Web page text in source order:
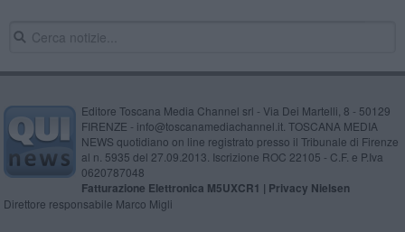
Editore Toscana Media Channel srl - Via Dei Martelli, 8 - 50129
FIRENZE - info@toscanamediachannel.it. TOSCANA MEDIA
NEWS quotidiano on line registrato presso il Tribunale di Firenze
al n. 5935 del 27.09.2013. Iscrizione ROC 22105 - C.F. e P.Iva
0620787048
Fatturazione Elettronica M5UXCR1 | Privacy Nielsen
Direttore responsabile Marco Migli